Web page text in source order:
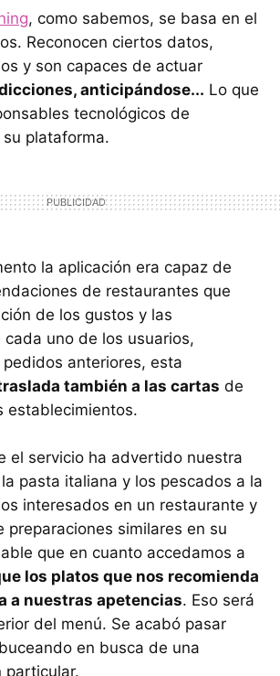
, como sabemos, se basa en el
Reconocen ciertos datos,
y son capaces de actuar
anticipándose... Lo que
tecnológicos de
su plataforma.
la aplicación era capaz de
de restaurantes que
de los gustos y las
uno de los usuarios,
anteriores, esta
también a las cartas de
establecimientos.
el servicio ha advertido nuestra
pasta italiana y los pescados a la
interesados en un restaurante y
preparaciones similares en su
que en cuanto accedamos a
los platos que nos recomienda
a nuestras apetencias. Eso será
del menú. Se acabó pasar
en busca de una
particular.